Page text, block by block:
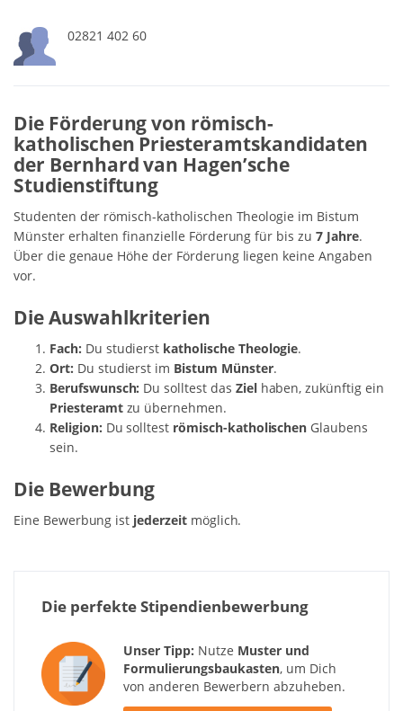
02821 402 60
Die Förderung von römisch-
katholischen Priesteramtskandidaten
der Bernhard van Hagen’sche
Studienstiftung
Studenten der römisch-katholischen Theologie im Bistum
Münster erhalten finanzielle Förderung für bis zu 7 Jahre.
Über die genaue Höhe der Förderung liegen keine Angaben
vor.
Die Auswahlkriterien
Fach: Du studierst katholische Theologie.
Ort: Du studierst im Bistum Münster.
Berufswunsch: Du solltest das Zielhaben, zukünftig ein
Priesteramtzu übernehmen.
Religion: Du solltest römisch-katholischen Glaubens
sein.
Die Bewerbung
Eine Bewerbung ist jederzeitmöglich.
Die perfekte Stipendienbewerbung
Unser Tipp: Nutze Muster und
Formulierungsbaukasten, um Dich
von anderen Bewerbern abzuheben.